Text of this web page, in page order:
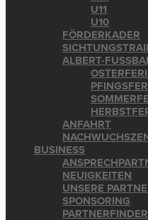
U11
U10
FÖRDERKADER
ALBERT-
ANFAHRT
BUSINESS
NEUIGKEITEN
UNSERE
SPONSORING
PARTNERFINDER